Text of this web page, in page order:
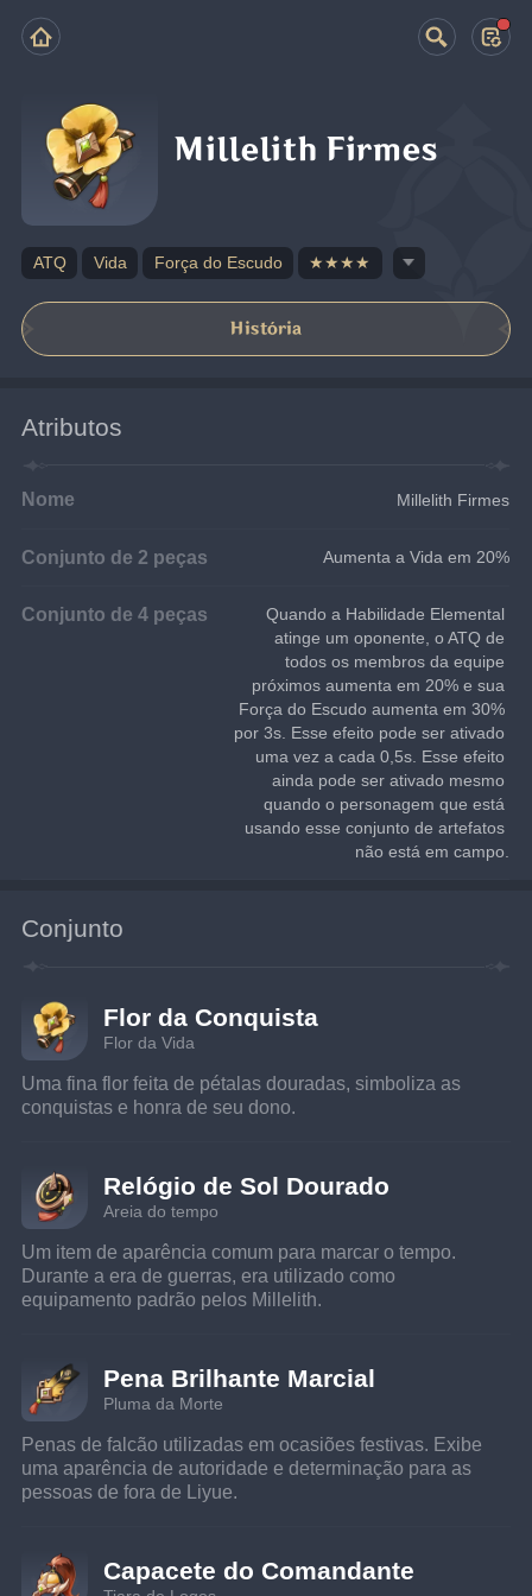
Millelith Firmes
ATQ Vida Força do Escudo ★★★★
História
Atributos
Nome Millelith Firmes
Conjunto de 2 peças Aumenta a Vida em 20%
Conjunto de 4 peças
Quando a Habilidade Elemental
atinge um oponente, o ATQ de
todos os membros da equipe
próximos aumenta em 20% e sua
Força do Escudo aumenta em 30%
por 3s. Esse efeito pode ser ativado
uma vez a cada 0,5s. Esse efeito
ainda pode ser ativado mesmo
quando o personagem que está
usando esse conjunto de artefatos
não está em campo.
Conjunto
Flor da Conquista
Flor da Vida
Uma fina flor feita de pétalas douradas, simboliza as
conquistas e honra de seu dono.
Relógio de Sol Dourado
Areia do tempo
Um item de aparência comum para marcar o tempo.
Durante a era de guerras, era utilizado como
equipamento padrão pelos Millelith.
Pena Brilhante Marcial
Pluma da Morte
Penas de falcão utilizadas em ocasiões festivas. Exibe
uma aparência de autoridade e determinação para as
pessoas de fora de Liyue.
Capacete do Comandante